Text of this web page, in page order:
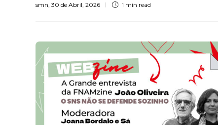
smn, 30 de Abril, 2026 1 min read